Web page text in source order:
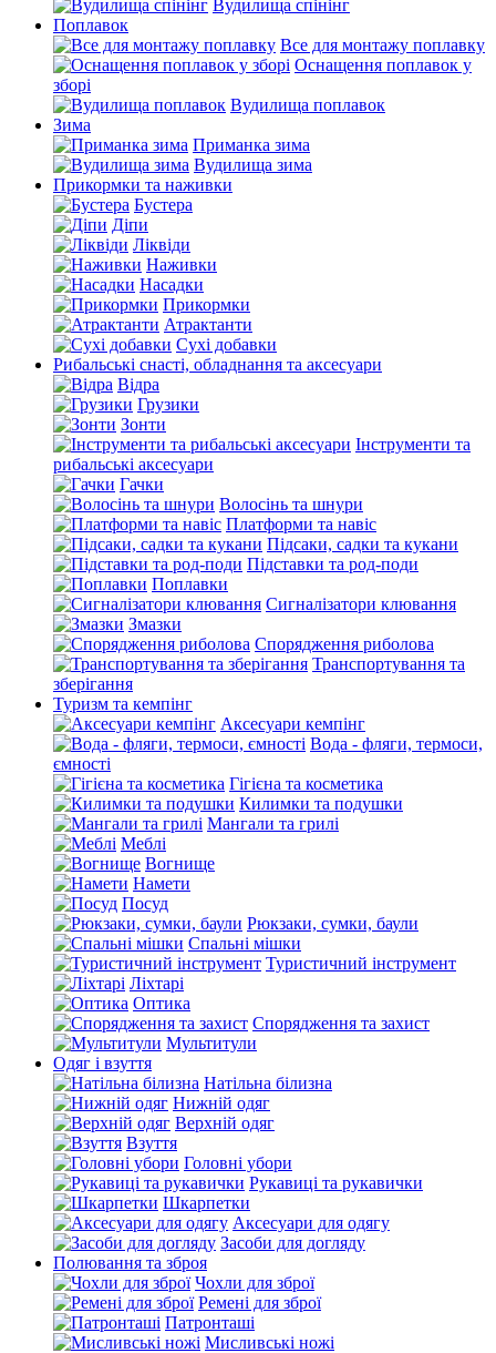
Вудилища спінінг
Поплавок
Все для монтажу поплавку
Оснащення поплавок у
зборі
Вудилища поплавок
Зима
Приманка зима
Вудилища зима
Прикормки та наживки
Бустера
Діпи
Ліквіди
Наживки
Насадки
Прикормки
Атрактанти
Сухі добавки
Рибальські снасті, обладнання та аксесуари
Відра
Грузики
Зонти
Інструменти та
рибальські аксесуари
Гачки
Волосінь та шнури
Платформи та навіс
Підсаки, садки та кукани
Підставки та род-поди
Поплавки
Сигналізатори клювання
Змазки
Спорядження риболова
Транспортування та
зберігання
Туризм та кемпінг
Аксесуари кемпінг
Вода - фляги, термоси,
ємності
Гігієна та косметика
Килимки та подушки
Мангали та грилі
Меблі
Вогнище
Намети
Посуд
Рюкзаки, сумки, баули
Спальні мішки
Туристичний інструмент
Ліхтарі
Оптика
Спорядження та захист
Мультитули
Одяг і взуття
Натільна білизна
Нижній одяг
Верхній одяг
Взуття
Головні убори
Рукавиці та рукавички
Шкарпетки
Аксесуари для одягу
Засоби для догляду
Полювання та зброя
Чохли для зброї
Ремені для зброї
Патронташі
Мисливські ножі